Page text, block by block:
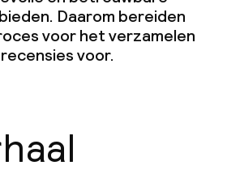
Daarom bereiden
voor het verzamelen
voor.